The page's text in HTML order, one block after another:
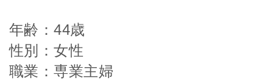
年齢：44歳
性別：女性
職業：専業主婦